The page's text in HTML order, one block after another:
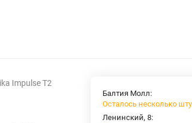
Impulse T2
Балтия Молл:
Осталось несколько
Ленинский, 8: